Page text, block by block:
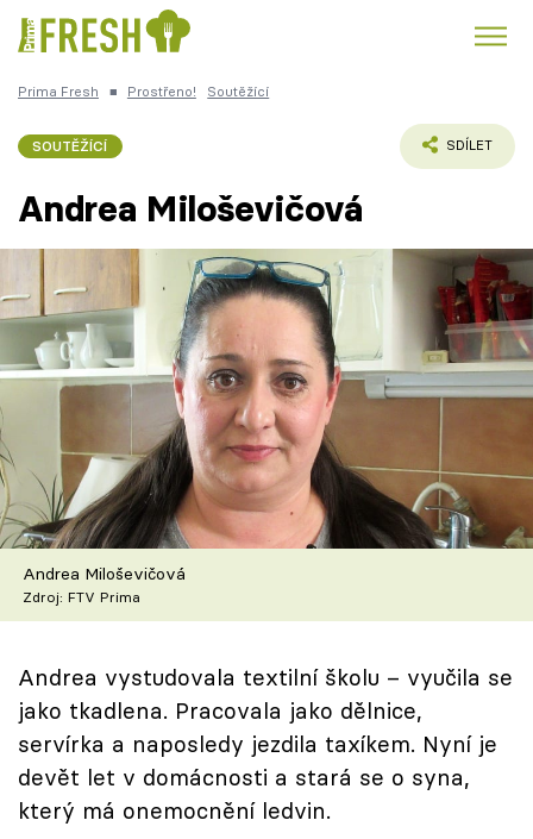
Česká kuchyně
Témata
Recepty
Články
TV Program
Škola vaření
Recepty z TV
Speciál: Cuketa
Těhotnej kuchař
Sledujte prima+
Prima Fresh ■ Prostřeno! Soutěžící
SOUTĚŽÍCÍ SDÍLET
Andrea Miloševičová
Andrea Miloševičová
Zdroj: FTV Prima
Andrea vystudovala textilní školu – vyučila se
jako tkadlena. Pracovala jako dělnice,
servírka a naposledy jezdila taxíkem. Nyní je
devět let v domácnosti a stará se o syna,
který má onemocnění ledvin.